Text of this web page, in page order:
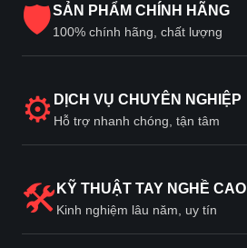
🛡SẢN PHẨM CHÍNH HÃNG
100% chính hãng, chất lượng
⚙ DỊCH VỤ CHUYÊN NGHIỆP
Hỗ trợ nhanh chóng, tận tâm
🛠 KỸ THUẬT TAY NGHỀ CAO
Kinh nghiệm lâu năm, uy tín